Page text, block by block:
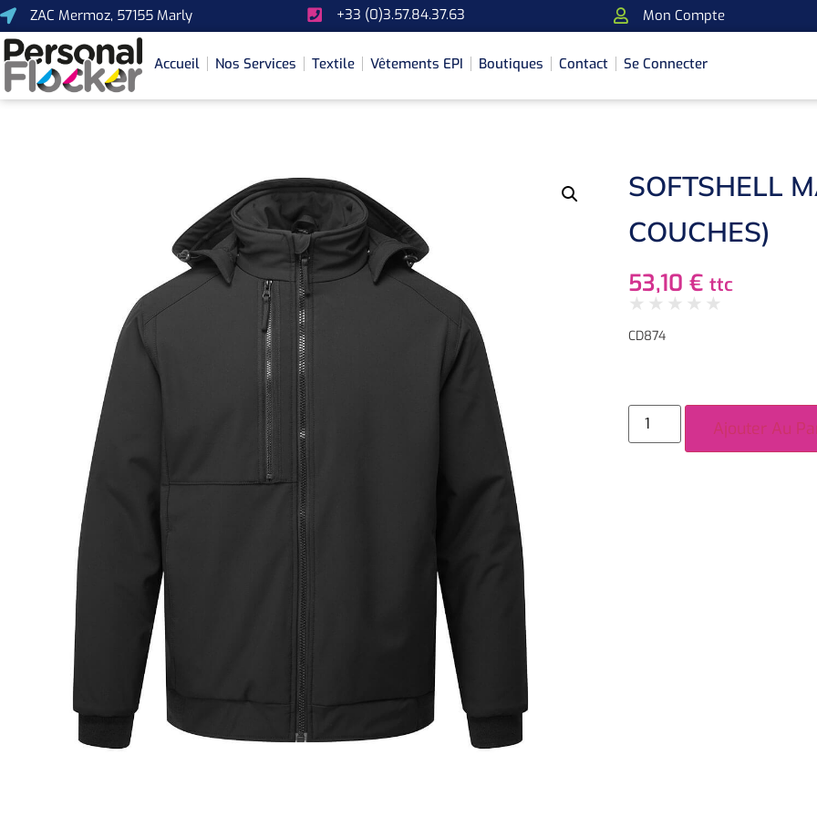
ZAC Mermoz, 57155 Marly +33 (0)3.57.84.37.63 Mon Compte
Accueil Nos Services Textile Vêtements EPI Boutiques Contact Se Connecter
SOFTSHELL
COUCHES)
53,10 € ttc
★ ★ ★ ★ ★
CD874
Ajouter Au